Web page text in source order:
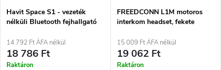
Havit Space S1 - vezeték
nélküli Bluetooth fejhallgató
14 792 Ft ÁFA nélkül
18 786 Ft
Raktáron
FREEDCONN L1M motoros
interkom headset, fekete
15 009 Ft ÁFA nélkül
19 062 Ft
Raktáron